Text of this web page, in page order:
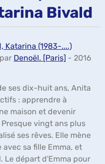
Bivald
Katarina (1983-....)
Denoël. [Paris] - 2016
ses dix-huit ans, Anita
: apprendre à
maison et devenir
vingt ans plus
ses rêves. Elle mène
sa fille Emma, et
Le départ d'Emma pour